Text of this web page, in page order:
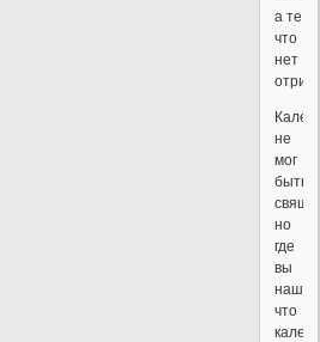
а те
что
нет
не
мог
быть
но
где
вы
нашли
что
калека